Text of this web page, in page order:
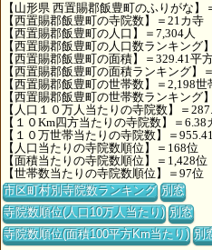
【山形県 西置賜郡飯豊町のふりがな】
【西置賜郡飯豊町の寺院数】＝21カ寺
【西置賜郡飯豊町の人口】＝7,304人
【西置賜郡飯豊町の人口数ランキング
【西置賜郡飯豊町の面積】＝329.41平
【西置賜郡飯豊町の面積ランキング】
【西置賜郡飯豊町の世帯数】＝2,198世
【西置賜郡飯豊町の世帯数ランキング
【人口１０万人当たりの寺院数】＝
【１０Km四方当たりの寺院数】＝6.38
【１０万世帯当たりの寺院数】＝
【人口当たりの寺院数順位】＝168位
【面積当たりの寺院数順位】＝1,428位
【世帯数当たりの寺院数順位】＝97位
市区町村別寺院数ランキング 別窓
寺院数順位(人口10万人当たり) 別窓
寺院数順位(面積100平方Km当たり) 別